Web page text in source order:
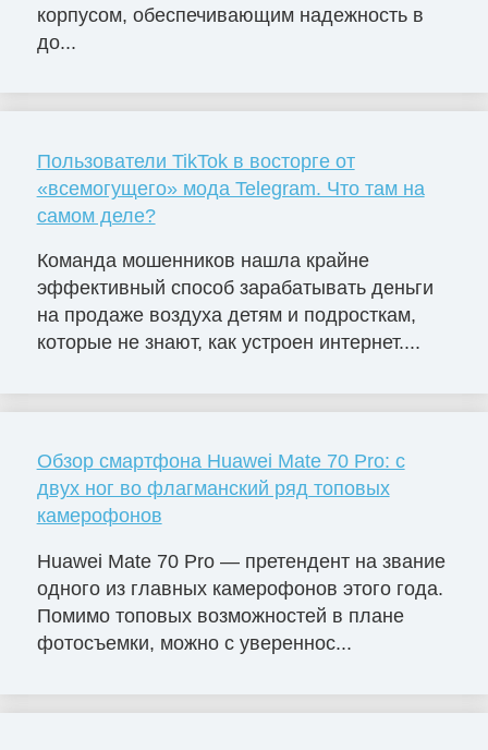
корпусом, обеспечивающим надежность в
до...
Пользователи TikTok в восторге от
«всемогущего» мода Telegram. Что там на
самом деле?
Команда мошенников нашла крайне
эффективный способ зарабатывать деньги
на продаже воздуха детям и подросткам,
которые не знают, как устроен интернет....
Обзор смартфона Huawei Mate 70 Pro: с
двух ног во флагманский ряд топовых
камерофонов
Huawei Mate 70 Pro — претендент на звание
одного из главных камерофонов этого года.
Помимо топовых возможностей в плане
фотосъемки, можно с увереннос...